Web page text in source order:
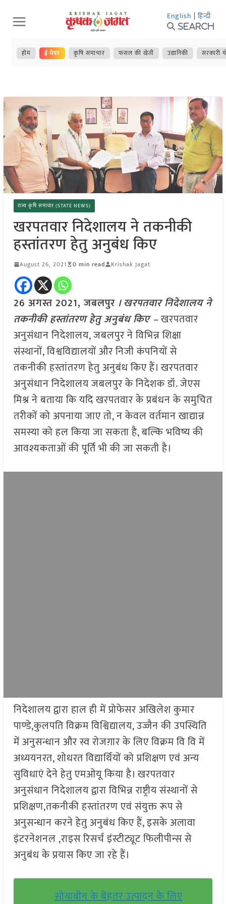
Skip
to
content
English | हिन्दी
Search
होम ई-पेपर कृषि समाचार फसल की खेती उद्यानिकी सरकारी
राज्य कृषि समाचार (STATE NEWS)
खरपतवार निदेशालय ने तकनीकी
हस्तांतरण हेतु अनुबंध किए
August 26, 2021 0 min read Krishak Jagat
26 अगस्त 2021, जबलपुर । खरपतवार निदेशालय ने
तकनीकी हस्तांतरण हेतु अनुबंध किए –खरपतवार
अनुसंधान निदेशालय, जबलपुर ने विभिन्न शिक्षा
संस्थानों, विश्वविद्यालयों और निजी कंपनियों से
तकनीकी हस्तांतरण हेतु अनुबंध किए हैं। खरपतवार
अनुसंधान निदेशालय जबलपुर के निदेशक डॉ. जेएस
मिश्र ने बताया कि यदि खरपतवार के प्रबंधन के समुचित
तरीकों को अपनाया जाए तो, न केवल वर्तमान खाद्यान्न
समस्या को हल किया जा सकता है, बल्कि भविष्य की
आवश्यकताओं की पूर्ति भी की जा सकती है।
निदेशालय द्वारा हाल ही में प्रोफेसर अखिलेश कुमार
पाण्डे,कुलपति विक्रम विश्विद्यालय, उज्जैन की उपस्थिति
में अनुसन्धान और स्व रोजग़ार के लिए विक्रम वि वि में
अध्ययनरत, शोधरत विद्यार्थियों को प्रशिक्षण एवं अन्य
सुविधाएं देने हेतु एमओयू किया है। खरपतवार
अनुसंधान निदेशालय द्वारा विभिन्न राष्ट्रीय संस्थानों से
प्रशिक्षण,तकनीकी हस्तांतरण एवं संयुक्त रूप से
अनुसन्धान करने हेतु अनुबंध किए हैं, इसके अलावा
इंटरनेशनल ,राइस रिसर्च इंस्टीट्यूट फिलीपीन्स से
अनुबंध के प्रयास किए जा रहे हैं।
सोयाबीन के बेहतर उत्पादन के लिए